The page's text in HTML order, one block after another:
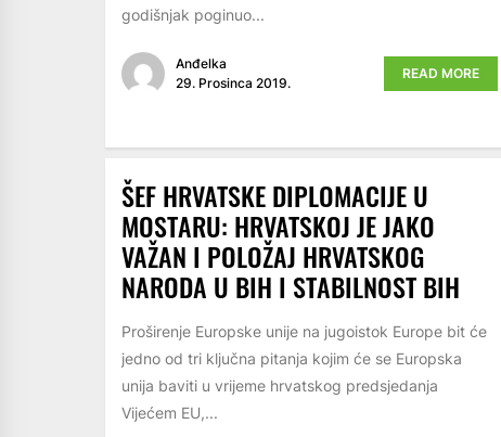
godišnjak poginuo...
Anđelka
29. Prosinca 2019.
READ MORE
ŠEF HRVATSKE DIPLOMACIJE U
MOSTARU: HRVATSKOJ JE JAKO
VAŽAN I POLOŽAJ HRVATSKOG
NARODA U BIH I STABILNOST BIH
Proširenje Europske unije na jugoistok Europe bit će
jedno od tri ključna pitanja kojim će se Europska
unija baviti u vrijeme hrvatskog predsjedanja
Vijećem EU,...